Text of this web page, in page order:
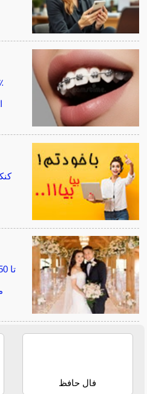
فال حافظ